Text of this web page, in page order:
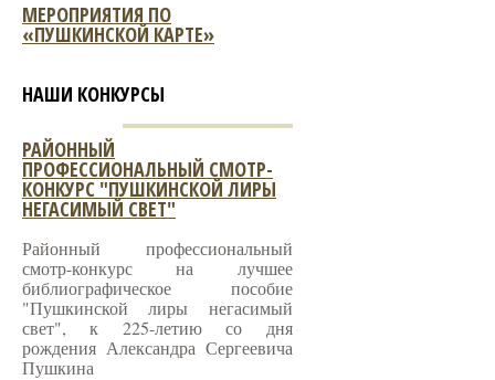
МЕРОПРИЯТИЯ ПО
«ПУШКИНСКОЙ КАРТЕ»
НАШИ КОНКУРСЫ
РАЙОННЫЙ
ПРОФЕССИОНАЛЬНЫЙ СМОТР-
КОНКУРС "ПУШКИНСКОЙ ЛИРЫ
НЕГАСИМЫЙ СВЕТ"
Районный профессиональный
смотр-конкурс на лучшее
библиографическое пособие
"Пушкинской лиры негасимый
свет", к 225-летию со дня
рождения Александра Сергеевича
Пушкина